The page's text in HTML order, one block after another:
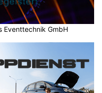
Eventtechnik GmbH